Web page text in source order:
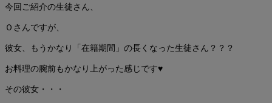
今回ご紹介の生徒さん、
Ｏさんですが、
彼女、もうかなり「在籍期間」の長くなった生徒さん？？？
お料理の腕前もかなり上がった感じです♥
その彼女・・・